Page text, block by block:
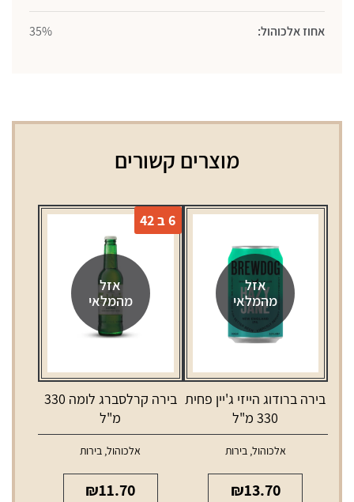
אחוז אלכוהול: 35%
מוצרים קשורים
אזל
מהמלאי
בירה ברודוג הייזי ג'יין פחית
330 מ"ל
אלכוהול,בירות
₪13.70
אזל
מהמלאי
6 ב 42
בירה קרלסברג לומה 330
מ"ל
אלכוהול, בירות
₪11.70